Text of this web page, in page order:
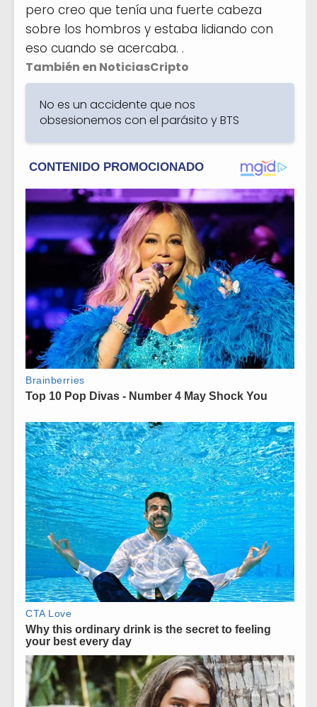
pero creo que tenía una fuerte cabeza
sobre los hombros y estaba lidiando con
eso cuando se acercaba. .
También en NoticiasCripto
No es un accidente que nos
obsesionemos con el parásito y BTS